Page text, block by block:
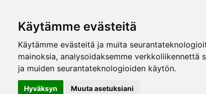
Käytämme evästeitä
Käytämme evästeitä ja muita
mainoksia, analysoidaksemme verkkoliikennettä
ja muiden seurantateknologioiden käytön.
Hyväksyn Muuta asetuksiani